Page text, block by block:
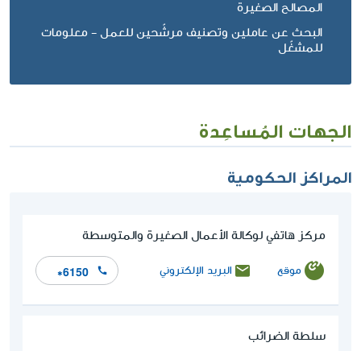
المصالح الصغيرة
البحث عن عاملين وتصنيف مرشّحين للعمل - معلومات
للمشغّل
الجهات المُساعِدة
المراكز الحكومية
مركز هاتفي لوكالة الأعمال الصغيرة والمتوسطة
موقع البريد الإلكتروني *6150
سلطة الضرائب